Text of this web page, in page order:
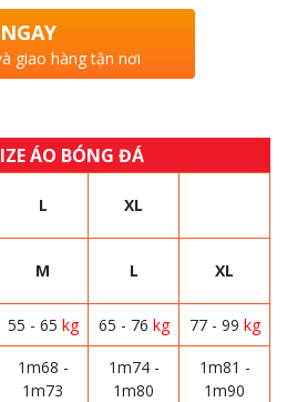
giao hàng tận nơi
ÁO BÓNG ĐÁ
L XL
M L XL
55 - 65 kg 65 - 76 kg 77 - 99 kg
1m68 -
1m73
1m74 -
1m80
1m81 -
1m90